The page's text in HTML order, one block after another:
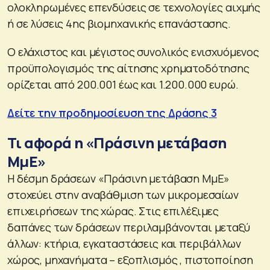
ολοκληρωμένες επενδύσεις σε τεχνολογίες αιχμής
ή σε λύσεις 4ης βιομηχανικής επανάστασης.
Ο ελάχιστος και μέγιστος συνολικός ενισχυόμενος
προϋπολογισμός της αίτησης χρηματοδότησης
ορίζεται από 200.001 έως και 1.200.000 ευρώ.
Δείτε την προδημοσίευση της Δράσης 3
Τι αφορά η «Πράσινη μετάβαση
ΜμΕ»
Η δέσμη δράσεων «Πράσινη μετάβαση ΜμΕ»
στοχεύει στην αναβάθμιση των μικρομεσαίων
επιχειρήσεων της χώρας. Στις επιλέξιμες
δαπάνες των δράσεων περιλαμβάνονται μεταξύ
άλλων: κτήρια, εγκαταστάσεις και περιβάλλων
χώρος, μηχανήματα – εξοπλισμός , πιστοποίηση